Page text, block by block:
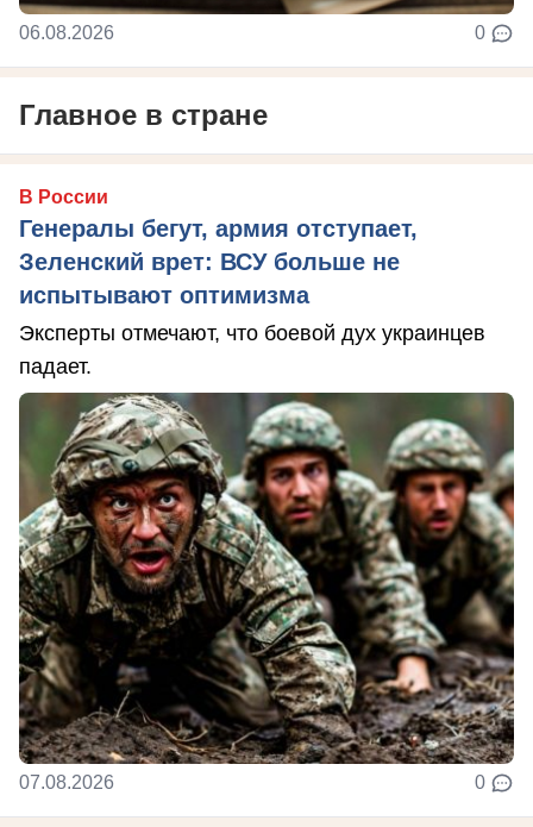
06.08.2026 0
Главное в стране
В России
Генералы бегут, армия отступает,
Зеленский врет: ВСУ больше не
испытывают оптимизма
Эксперты отмечают, что боевой дух украинцев
падает.
07.08.2026 0